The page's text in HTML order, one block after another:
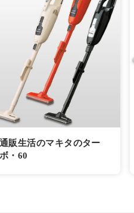
通販生活のマキタのター
ボ・60